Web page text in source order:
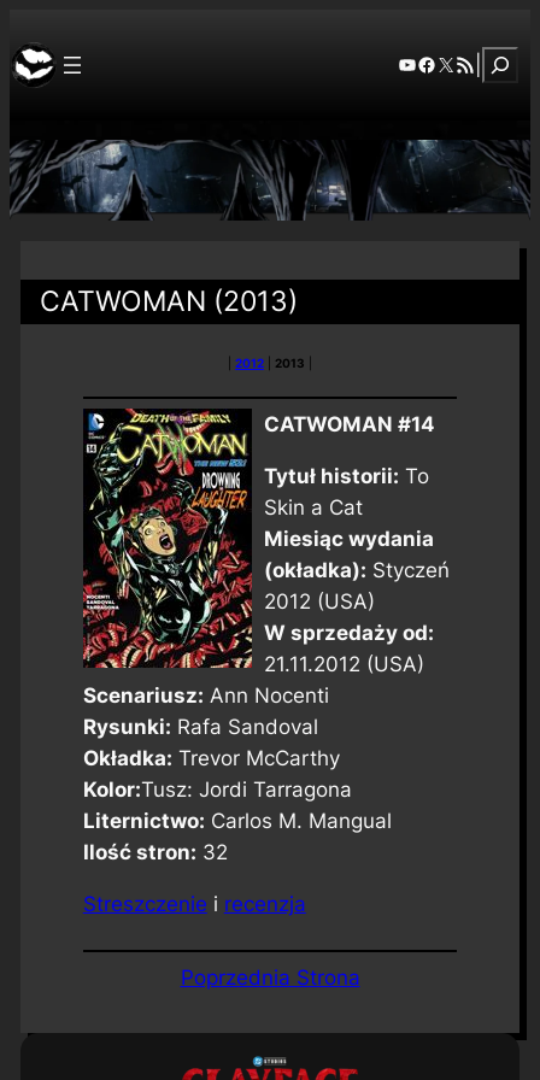
YouTube
Facebook
X RSS Feed
CATWOMAN (2013)
2012 2013
CATWOMAN #14
Tytuł historii: To
Skin a Cat
Miesiąc wydania
(okładka): Styczeń
2012 (USA)
W sprzedaży od:
21.11.2012 (USA)
Scenariusz: Ann Nocenti
Rysunki: Rafa Sandoval
Okładka: Trevor McCarthy
Kolor:Tusz: Jordi Tarragona
Liternictwo: Carlos M. Mangual
Ilość stron: 32
Streszczenie i recenzja
Poprzednia Strona